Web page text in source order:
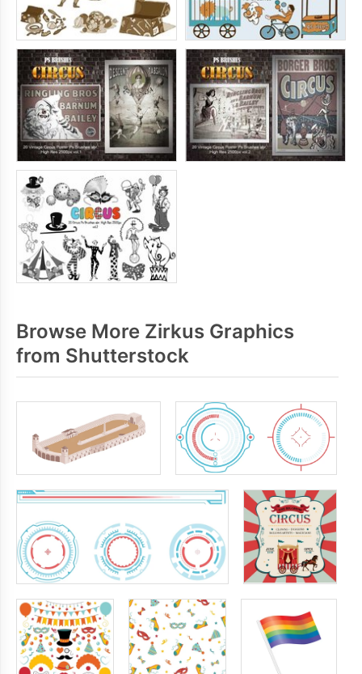
Browse More Zirkus Graphics
from Shutterstock